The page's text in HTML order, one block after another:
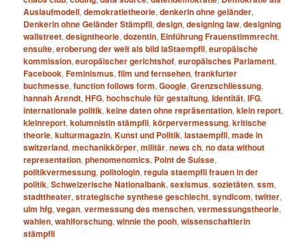
Auslaufmodell,demokratietheorie,denkerin ohne geländer,
Denkerin ohne Geländer Stämpfli,design,designing law,designing
wallstreet,designtheorie,dozentin, Einführung Frauenstimmrecht,
ensuite,eroberung der welt als bild laStaempfli,europäische
kommission,europäischer gerichtshof,europäisches Parlament,
Facebook,Feminismus,film und fernsehen,frankfurter
buchmesse,function follows form,Google,Grenzschliessung,
hannah Arendt,HFG,hochschule für gestaltung,Identität,IFG,
internationale politik,keine daten ohne repräsentation,klein report,
kleinreport,kolumnistin stämpfli,körpervermessung,kritische
theorie,kulturmagazin,Kunst und Politik,lastaempfli,made in
switzerland,mechanikkörper,militär,news ch,no data without
representation,phenomenomics, Point de Suisse,
politikvermessung,politologin,regula staempfli frauen in der
politik,Schweizerische Nationalbank,sexismus,sozietäten,ssm,
stadttheater,strategische synthese geschlecht,syndicom,twitter,
ulm hfg,vegan,vermessung des menschen,vermessungstheorie,
wahlen,wahlforschung,winnie the pooh,wissenschaftlerin
stämpfli